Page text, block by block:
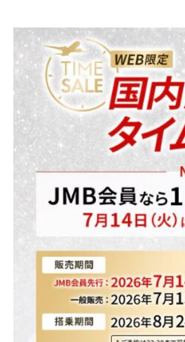
4月3日（木）〜4月17
2月27日（木）〜3
（日）
1月6日（月）〜1月
2024年
11月22日（金）〜
（火）
10月31日（木）〜
（日）
10月1日（火）〜10
（火）